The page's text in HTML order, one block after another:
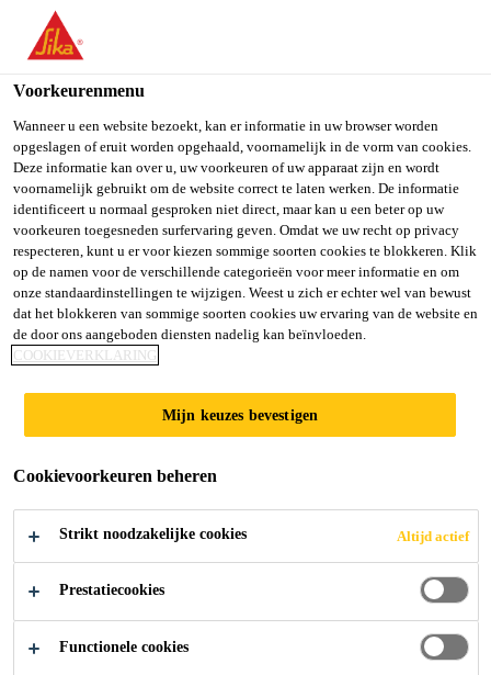
You are accessing "Sika Belgium", it seems you are accessing it
from "Verenigde Staten". We have a dedicated website for your
country.
TO SIKA
USA
STAY ON SIKA
BELGIUM
SELECT A
COUNTRY
Sika Belgium
WATERDICH­
TING ZWEM­
BADEN &
BEKKENS
Voorkeurenmenu
Wanneer u een website bezoekt, kan er informatie in uw browser worden
opgeslagen of eruit worden opgehaald, voornamelijk in de vorm van cookies.
Deze informatie kan over u, uw voorkeuren of uw apparaat zijn en wordt
voornamelijk gebruikt om de website correct te laten werken. De informatie
identificeert u normaal gesproken niet direct, maar kan u een beter op uw
voorkeuren toegesneden surfervaring geven. Omdat we uw recht op privacy
respecteren, kunt u er voor kiezen sommige soorten cookies te blokkeren. Klik
op de namen voor de verschillende categorieën voor meer informatie en om
onze standaardinstellingen te wijzigen. Weest u zich er echter wel van bewust
dat het blokkeren van sommige soorten cookies uw ervaring van de website en
de door ons aangeboden diensten nadelig kan beïnvloeden.
COOKIEVERKLARING
Mijn keuzes bevestigen
Cookievoorkeuren beheren
Strikt noodzakelijke cookies Altijd actief
Prestatiecookies
Functionele cookies